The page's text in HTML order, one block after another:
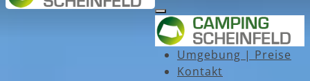
Umgebung | Preise
Kontakt